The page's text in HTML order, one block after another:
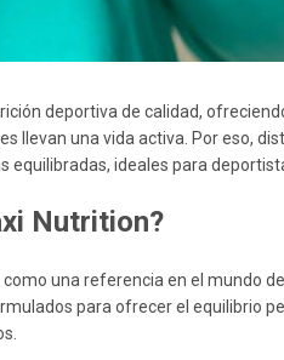
deportiva de calidad,
llevan una vida activa. Por eso,
ideales para
Nutrition?
una referencia en el mundo
para ofrecer el equilibrio